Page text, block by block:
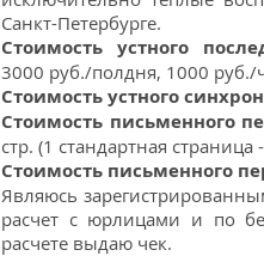
Санкт-Петербурге.
Cтоимость устного
3000 руб./полдня, 1000 руб./
Стоимость устного
Стоимость письменного
стр. (1 стандартная
Стоимость письменного
Являюсь
расчет с юрлицами и по
расчете выдаю чек.